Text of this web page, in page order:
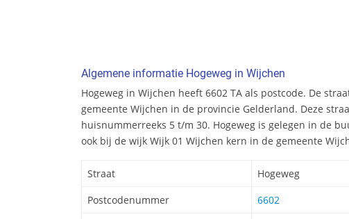
Algemene informatie Hogeweg in Wijchen
Hogeweg in Wijchen heeft 6602 TA als postcode. De
gemeente Wijchen in de provincie Gelderland. Deze
huisnummerreeks 5 t/m 30. Hogeweg is gelegen in de
ook bij de wijk Wijk 01 Wijchen kern in de gemeente
Straat
Hogeweg
Postcodenummer
6602